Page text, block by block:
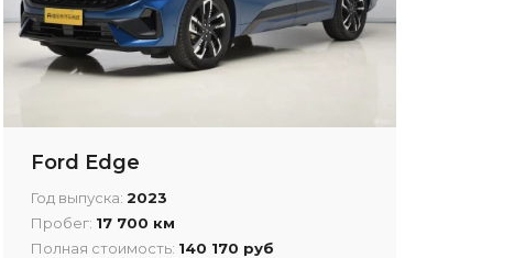
Ford Edge
Год выпуска:2023
Пробег: 17 700 км
Полная стоимость: 140 170 руб